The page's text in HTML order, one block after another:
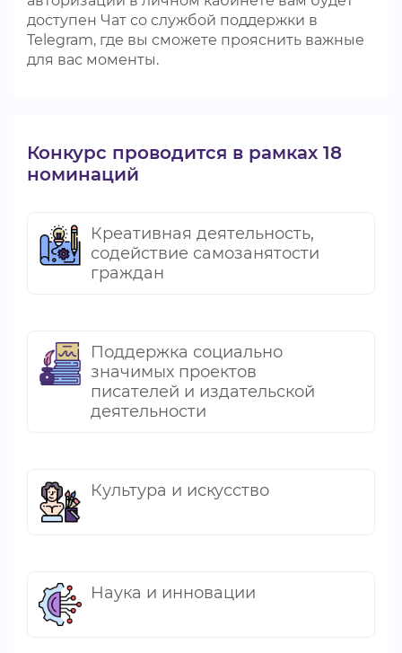
доступен Чат со службой поддержки в
Telegram, где вы сможете прояснить важные
для вас моменты.
Конкурс проводится в рамках 18
номинаций
Креативная деятельность,
содействие самозанятости
граждан
Поддержка социально
значимых проектов
писателей и издательской
деятельности
Культура и искусство
Наука и инновации